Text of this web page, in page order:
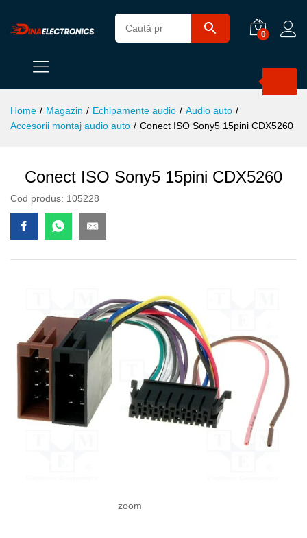
0
Home / Magazin / Echipamente audio / Audio auto /
Accesorii montaj audio auto / Conect ISO Sony5 15pini CDX5260
Conect ISO Sony5 15pini CDX5260
Cod produs: 105228
zoom